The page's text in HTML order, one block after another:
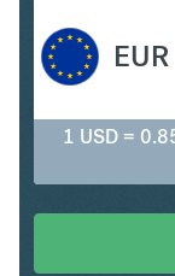
EUR
1 USD =